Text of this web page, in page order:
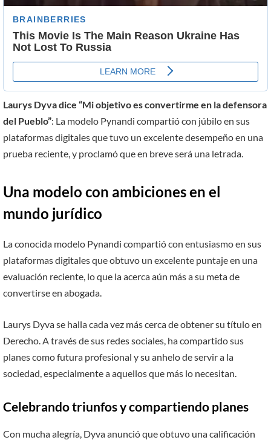
Laurys Dyva dice “Mi objetivo es convertirme en la defensora
del Pueblo”: La modelo Pynandi compartió con júbilo en sus
plataformas digitales que tuvo un excelente desempeño en una
prueba reciente, y proclamó que en breve será una letrada.
Una modelo con ambiciones en el
mundo jurídico
La conocida modelo Pynandi compartió con entusiasmo en sus
plataformas digitales que obtuvo un excelente puntaje en una
evaluación reciente, lo que la acerca aún más a su meta de
convertirse en abogada.
Laurys Dyva se halla cada vez más cerca de obtener su título en
Derecho. A través de sus redes sociales, ha compartido sus
planes como futura profesional y su anhelo de servir a la
sociedad, especialmente a aquellos que más lo necesitan.
Celebrando triunfos y compartiendo planes
Con mucha alegría, Dyva anunció que obtuvo una calificación